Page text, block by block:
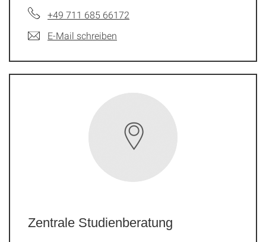
+49 711 685 66172
E-Mail schreiben
Zentrale Studienberatung